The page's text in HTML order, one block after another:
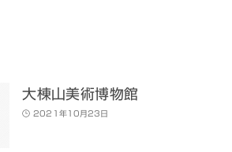
大棟山美術博物館
2021年10月23日